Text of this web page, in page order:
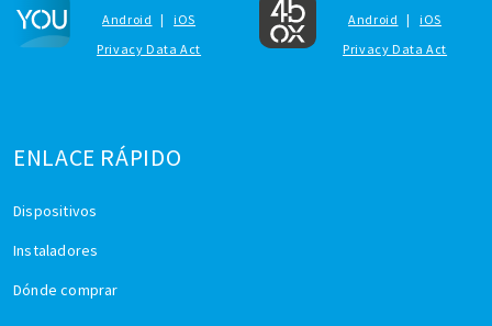
ENLACE RÁPIDO
Dispositivos
Instaladores
Dónde comprar
Android |
iOS
Privacy Data Act
Android |
iOS
Privacy Data Act